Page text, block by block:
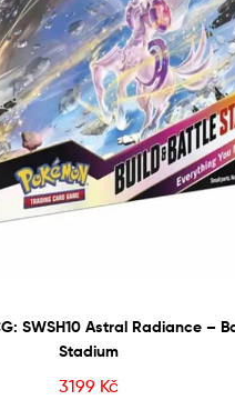
SWSH10 Astral Radiance –
Stadium
3199 Kč